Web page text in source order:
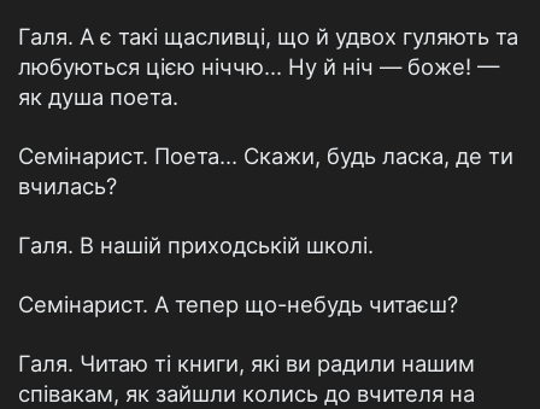
Галя. А є такі щасливці, що й удвох гуляють та
любуються цією ніччю... Ну й ніч — боже! —
як душа поета.
Семінарист. Поета... Скажи, будь ласка, де ти
вчилась?
Галя. В нашій приходській школі.
Семінарист. А тепер що-небудь читаєш?
Галя. Читаю ті книги, які ви радили нашим
співакам, як зайшли колись до вчителя на